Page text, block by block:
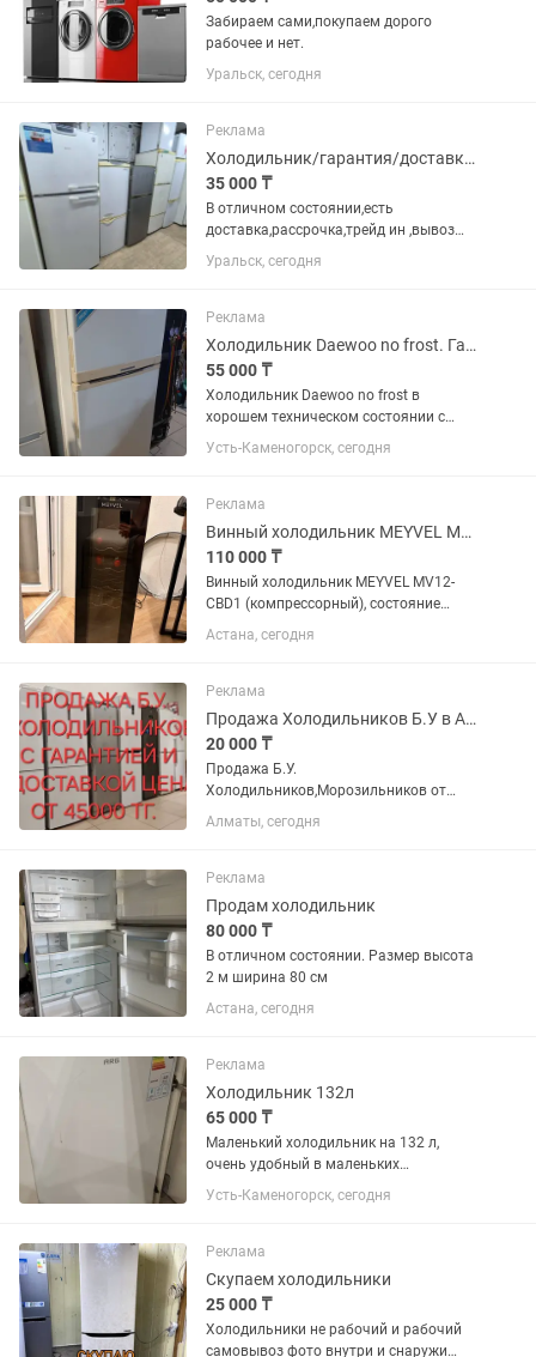
Забираем сами,покупаем дорого
рабочее и нет.
Уральск, сегодня
Реклама
Холодильник/гарантия/доставка/рассрочка/подберу
35 000 ₸
В отличном состоянии,есть
доставка,рассрочка,трейд ин ,вывоз
вашего,помогу покажу ,предложу.
Звоните или пишите договоримся Все
чистые,обслуженных без запаха ,все
вымыто на...
Уральск, сегодня
Реклама
Холодильник Daewoo no frost. Гарантия. Доставка до подъезда.
55 000 ₸
Холодильник Daewoo no frost в
хорошем техническом состоянии с
Гарантией Два месяца. Доставка до
подъезда бесплатно.
Усть-Каменогорск, сегодня
Реклама
Винный холодильник MEYVEL MV12-CBD1
110 000 ₸
Винный холодильник MEYVEL MV12-
CBD1 (компрессорный), состояние
нового Продам компрессорный
винный холодильник MEYVEL MV12-
использовался очень редко.
Состояние...
Астана, сегодня
Реклама
Продажа Холодильников Б.У в Алматы с доставкой, И гарантией
20 000 ₸
Продажа Б.У.
Холодильников,Морозильников от
45000 тг. В Зависимости от марки
холодильника и внешнему состоянию.
выбирайте договоримся.
Алматы, сегодня
Реклама
Продам холодильник
80 000 ₸
В отличном состоянии. Размер высота
2 м ширина 80 см
Астана, сегодня
Реклама
Холодильник 132л
65 000 ₸
Маленький холодильник на 132 л,
очень удобный в маленьких
помещениях, почти новый, покупали в
ноябре 25года, просто стоит в ТРЦ
Усть-Каменогорск, сегодня
Реклама
Скупаем холодильники
25 000 ₸
Холодильники не рабочий и рабочий
самовывоз фото внутри и снаружи